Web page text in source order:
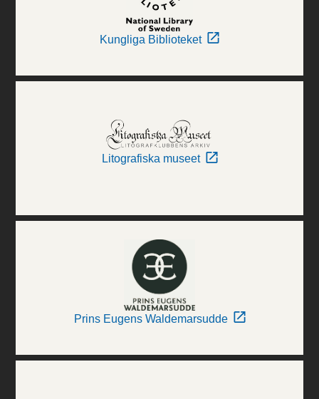
Kungliga Biblioteket
Litografiska museet
Prins Eugens Waldemarsudde